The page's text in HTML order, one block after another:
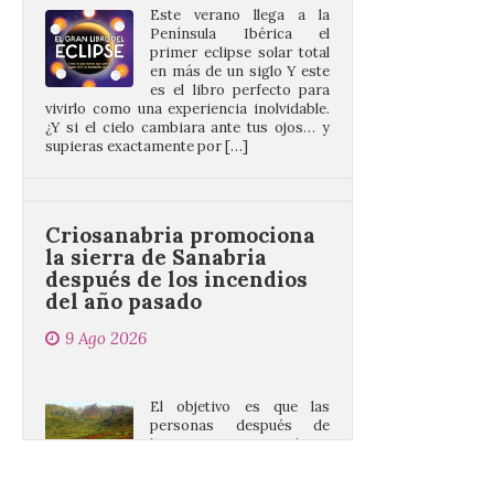
es el libro perfecto para
vivirlo como una experiencia inolvidable.
¿Y si el cielo cambiara ante tus ojos… y
supieras exactamente por […]
Criosanabria promociona
del año pasado
9 Ago 2026
que le selle el pasaporte,
de este modo también se colabora con el
comercio local sanabrés después de los